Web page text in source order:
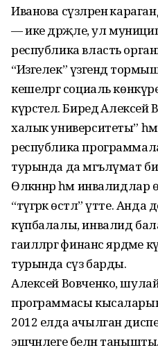
Иванова сүзләренә
— ике дәрәҗәле, ул
республика власть
“Изгелек” үзәгендә
кешеләргә социаль
күрсәтелә. Биредә
халык университеты”
республика
турында да мәгълүмат
Өлкәннәр һәм
“түгәрәк өстәл” үтте.
күпбалалы, инвалид
гаиләләргә финанс ярдәме
турында сүз барды.
Алексей Вовченко,
программасы
2012 елда ачылган
эшчәнлеге белән